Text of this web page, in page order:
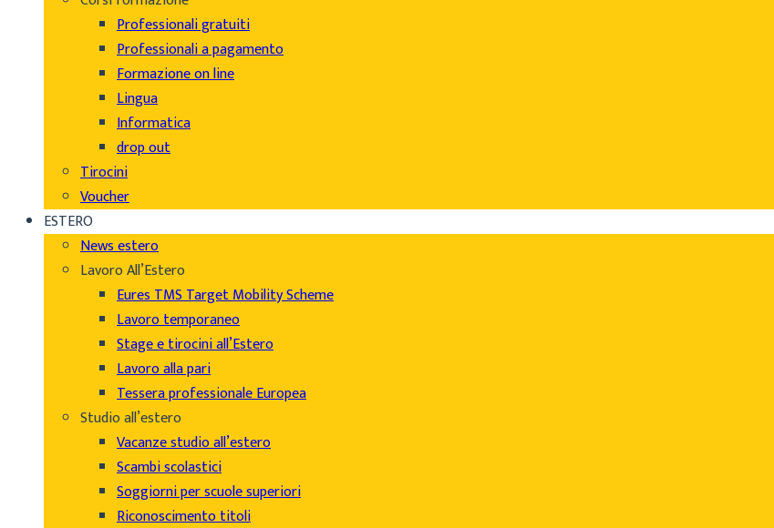
Professionali gratuiti
Professionali a pagamento
Formazione on line
Lingua
Informatica
drop out
Tirocini
Voucher
ESTERO
News estero
Lavoro All’Estero
Eures TMS Target Mobility Scheme
Lavoro temporaneo
Stage e tirocini all’Estero
Lavoro alla pari
Tessera professionale Europea
Studio all’estero
Vacanze studio all’estero
Scambi scolastici
Soggiorni per scuole superiori
Riconoscimento titoli